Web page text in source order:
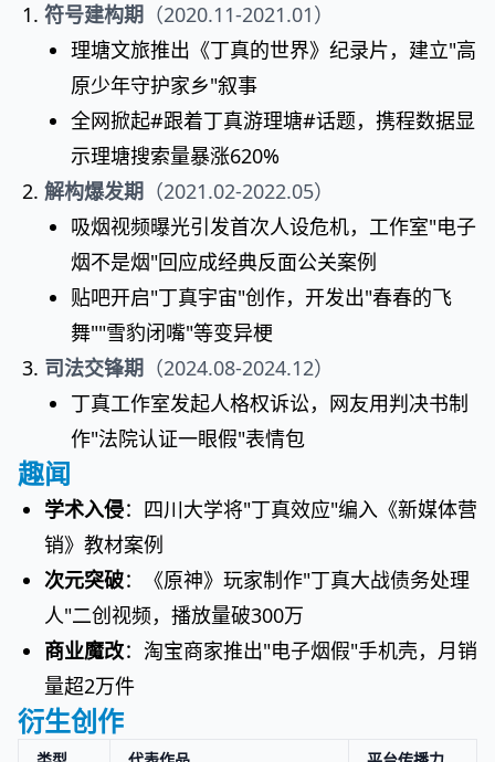
符号建构期 （2020.11-2021.01）
理塘文旅推出《丁真的世界》纪录片，建立"高
原少年守护家乡"叙事
全网掀起#跟着丁真游理塘#话题，携程数据显
示理塘搜索量暴涨620%
解构爆发期 （2021.02-2022.05）
吸烟视频曝光引发首次人设危机，工作室"电子
烟不是烟"回应成经典反面公关案例
贴吧开启"丁真宇宙"创作，开发出"春春的飞
舞""雪豹闭嘴"等变异梗
司法交锋期 （2024.08-2024.12）
丁真工作室发起人格权诉讼，网友用判决书制
作"法院认证一眼假"表情包
趣闻
学术入侵：四川大学将"丁真效应"编入《新媒体营
销》教材案例
次元突破：《原神》玩家制作"丁真大战债务处理
人"二创视频，播放量破300万
商业魔改：淘宝商家推出"电子烟假"手机壳，月销
量超2万件
衍生创作